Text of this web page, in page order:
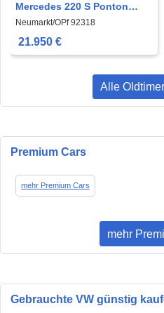
Mercedes 220 S Ponton
W180 Oldtimer H-Kennz.
fahrbereit
Neumarkt/OPf 92318
21.950 €
Alle
Premium Cars
mehr Premium Cars
mehr
Gebrauchte VW günstig